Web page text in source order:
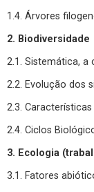
1.4. Árvores
2. Biodiversidade
2.1. Sistemática, a
2.2. Evolução dos
2.3.
2.4. Ciclos
3. Ecologia
3.1. Fatores